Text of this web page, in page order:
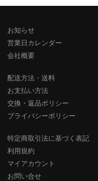
お知らせ
営業日カレンダー
会社概要
配送方法・送料
お支払い方法
交換・返品ポリシー
プライバシーポリシー
特定商取引法に基づく表記
利用規約
マイアカウント
お問い合せ